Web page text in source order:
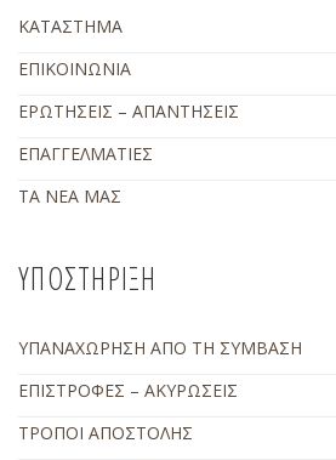
ΚΑΤΑΣΤΗΜΑ
ΕΠΙΚΟΙΝΩΝΙΑ
ΕΡΩΤΗΣΕΙΣ – ΑΠΑΝΤΗΣΕΙΣ
ΕΠΑΓΓΕΛΜΑΤΙΕΣ
ΤΑ ΝΕΑ ΜΑΣ
ΥΠΟΣΤΗΡΙΞΗ
ΥΠΑΝΑΧΩΡΗΣΗ ΑΠΟ ΤΗ ΣΥΜΒΑΣΗ
ΕΠΙΣΤΡΟΦΕΣ – ΑΚΥΡΩΣΕΙΣ
ΤΡΟΠΟΙ ΑΠΟΣΤΟΛΗΣ